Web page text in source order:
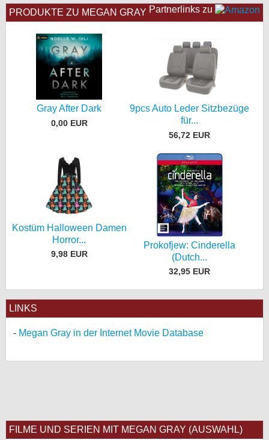
Partnerlinks zu
PRODUKTE ZU MEGAN GRAY
Gray After Dark
0,00 EUR
9pcs Auto Leder Sitzbezüge
für...
56,72 EUR
Kostüm Halloween Damen
Horror...
9,98 EUR
Prokofjew: Cinderella
(Dutch...
32,95 EUR
LINKS
Megan Gray in der Internet Movie Database
FILME UND SERIEN MIT MEGAN GRAY (AUSWAHL)